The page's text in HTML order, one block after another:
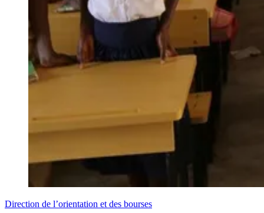
Direction de l’orientation et des bourses